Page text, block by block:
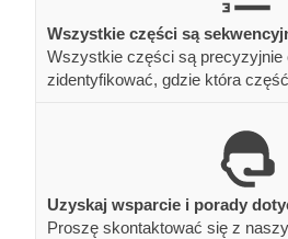
Wszystkie części są
Wszystkie części są precyzyjnie
zidentyfikować, gdzie która
Uzyskaj wsparcie i porady
Proszę skontaktować się z